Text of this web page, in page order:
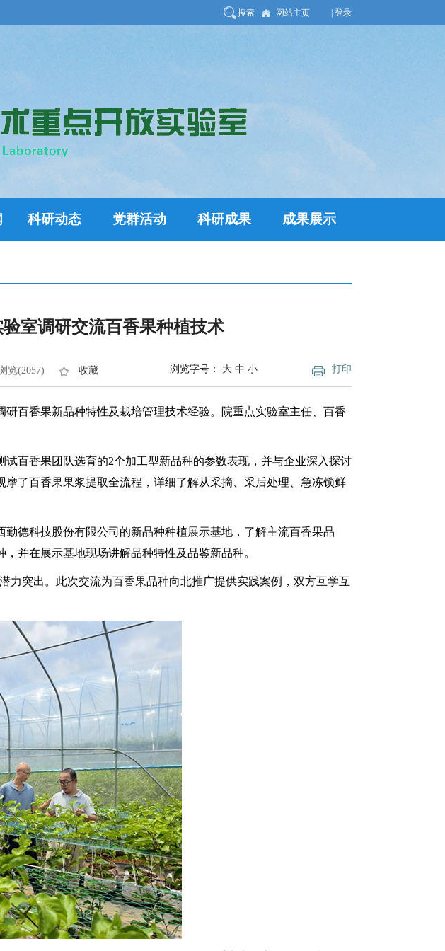
搜索 网站主页 | 登录
科研动态 党群活动 科研成果 成果展示
室调研交流百香果种植技术
览(2057) 收藏 打印
浏览字号： 大 中 小
百香果新品种特性及栽培管理技术经验。院重点实验室主任、百香
百香果团队选育的2个加工型新品种的参数表现，并与企业深入探讨
了百香果果浆提取全流程，详细了解从采摘、采后处理、急冻锁鲜
德科技股份有限公司的新品种种植展示基地，了解主流百香果品
并在展示基地现场讲解品种特性及品鉴新品种。
力突出。此次交流为百香果品种向北推广提供实践案例，双方互学互